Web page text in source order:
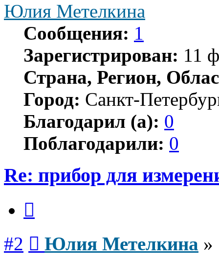
Юлия Метелкина
Сообщения: 1
Зарегистрирован: 11
Страна, Регион,
Город: Санкт-
Благодарил (а): 0
Поблагодарили: 0
Re: прибор для
#2 Юлия Метелкина »